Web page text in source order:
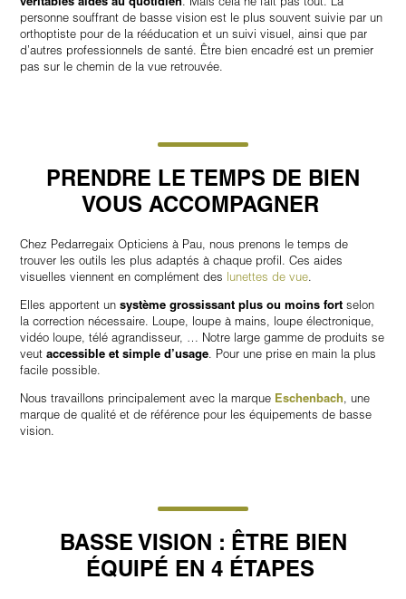
personne souffrant de basse vision est le plus souvent suivie par un
orthoptiste pour de la rééducation et un suivi visuel, ainsi que par
d’autres professionnels de santé. Être bien encadré est un premier
pas sur le chemin de la vue retrouvée.
PRENDRE LE TEMPS DE BIEN
VOUS ACCOMPAGNER
Chez Pedarregaix Opticiens à Pau, nous prenons le temps de
trouver les outils les plus adaptés à chaque profil. Ces aides
visuelles viennent en complément des lunettes de vue.
Elles apportent unsystème grossissant plus ou moins fort selon
la correction nécessaire. Loupe, loupe à mains, loupe électronique,
vidéo loupe, télé agrandisseur, … Notre large gamme de produits se
veutaccessible et simple d’usage. Pour une prise en main la plus
facile possible.
Nous travaillons principalement avec la marque Eschenbach, une
marque de qualité et de référence pour les équipements de basse
vision.
BASSE VISION : ÊTRE BIEN
ÉQUIPÉ EN 4 ÉTAPES